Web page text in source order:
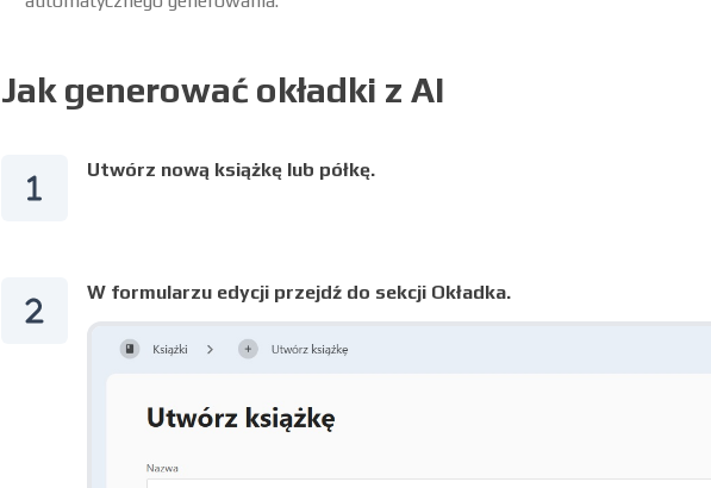
Jak generować okładki z AI
Utwórz nową książkę lub półkę.
W formularzu edycji przejdź do sekcji Okładka.